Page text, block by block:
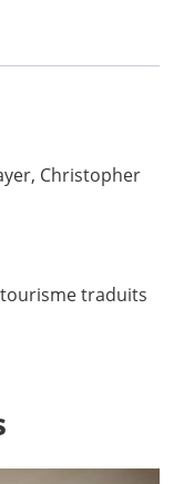
Christopher
traduits